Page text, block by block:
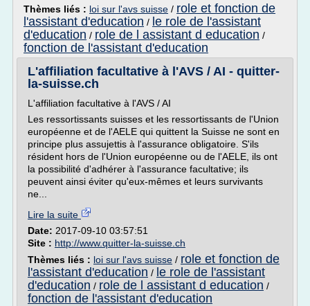
Thèmes liés : loi sur l'avs suisse / role et fonction de
l'assistant d'education / le role de l'assistant
d'education / role de l assistant d education /
fonction de l'assistant d'education
L'affiliation facultative à l'AVS / AI - quitter-
la-suisse.ch
L'affiliation facultative à l'AVS / AI
Les ressortissants suisses et les ressortissants de l'Union
européenne et de l'AELE qui quittent la Suisse ne sont en
principe plus assujettis à l'assurance obligatoire. S'ils
résident hors de l'Union européenne ou de l'AELE, ils ont
la possibilité d'adhérer à l'assurance facultative; ils
peuvent ainsi éviter qu'eux-mêmes et leurs survivants
ne...
Lire la suite
Date: 2017-09-10 03:57:51
Site : http://www.quitter-la-suisse.ch
Thèmes liés : loi sur l'avs suisse / role et fonction de
l'assistant d'education / le role de l'assistant
d'education / role de l assistant d education /
fonction de l'assistant d'education